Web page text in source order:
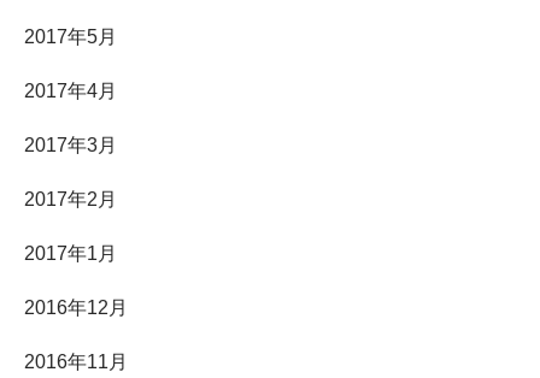
2017年5月
2017年4月
2017年3月
2017年2月
2017年1月
2016年12月
2016年11月